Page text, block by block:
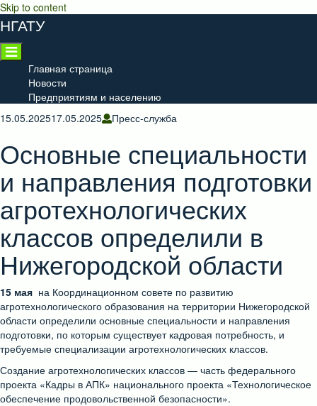
Skip to content
НГАТУ
Главная страница
Новости
Предприятиям и населению
15.05.202517.05.2025 Пресс-служба
Основные специальности
и направления подготовки
агротехнологических
классов определили в
Нижегородской области
15 мая на Координационном совете по развитию
агротехнологического образования на территории Нижегородской
области определили основные специальности и направления
подготовки, по которым существует кадровая потребность, и
требуемые специализации агротехнологических классов.
Создание агротехнологических классов — часть федерального
проекта «Кадры в АПК» национального проекта «Технологическое
обеспечение продовольственной безопасности».